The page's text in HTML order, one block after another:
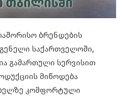
ბრენდების
საქართველოში,
გამართული სერვისით
მიწოდება
კომფორტული